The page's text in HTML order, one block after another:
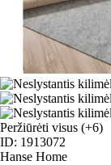
Peržiūrėti visus (+6)
ID: 1913072
Hanse Home